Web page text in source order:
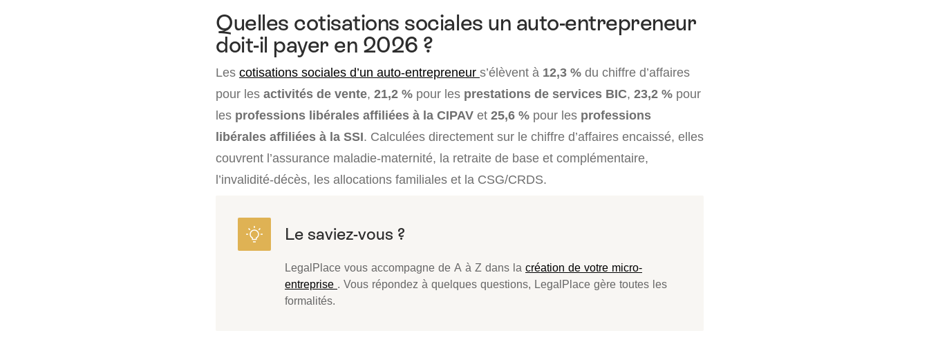
Quelles cotisations sociales un auto-entrepreneur
doit-il payer en 2026 ?
Les cotisations sociales d’un auto-entrepreneur s’élèvent à 12,3 % du chiffre d’affaires
pour les activités de vente, 21,2 % pour les prestations de services BIC, 23,2 % pour
les professions libérales affiliées à la CIPAV et 25,6 % pour les professions
libérales affiliées à la SSI. Calculées directement sur le chiffre d’affaires encaissé, elles
couvrent l’assurance maladie-maternité, la retraite de base et complémentaire,
l’invalidité-décès, les allocations familiales et la CSG/CRDS.
LegalPlace vous accompagne de A à Z dans la création de votre micro-
entreprise . Vous répondez à quelques questions, LegalPlace gère toutes les
formalités.